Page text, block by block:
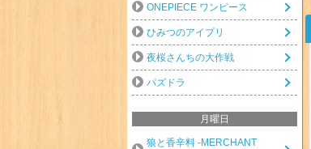
ONEPIECE ワンピース
ひみつのアイプリ
夜桜さんちの大作戦
パズドラ
月曜日
狼と香辛料 -MERCHANT